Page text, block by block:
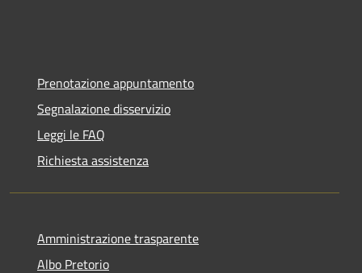
Prenotazione appuntamento
Segnalazione disservizio
Leggi le FAQ
Richiesta assistenza
Amministrazione trasparente
Albo Pretorio